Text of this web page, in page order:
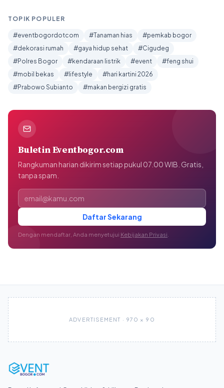
TOPIK POPULER
#eventbogordotcom #Tanaman hias
#pemkab bogor
#dekorasi rumah
#gaya hidup sehat
#Cigudeg
#Polres Bogor
#kendaraan listrik #event
#feng shui
#mobil bekas
#lifestyle
#hari kartini 2026
#Prabowo Subianto
#makan bergizi gratis
Buletin Eventbogor.com
Rangkuman harian dikirim setiap pukul 07.00 WIB. Gratis,
tanpa spam.
Alamat email
Daftar Sekarang
Dengan mendaftar, Anda menyetujui Kebijakan Privasi
ADVERTISEMENT · 970 × 90